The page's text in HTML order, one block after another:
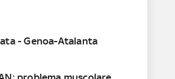
- Genoa-Atalanta